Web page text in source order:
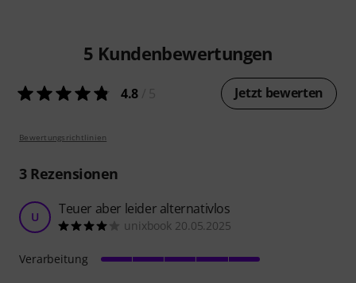
5 Kundenbewertungen
4.8 Jetzt bewerten
Bewertungsrichtlinien
3Rezensionen
U Teuer aber leider alternativlos
unixbook 20.05.2025
Verarbeitung